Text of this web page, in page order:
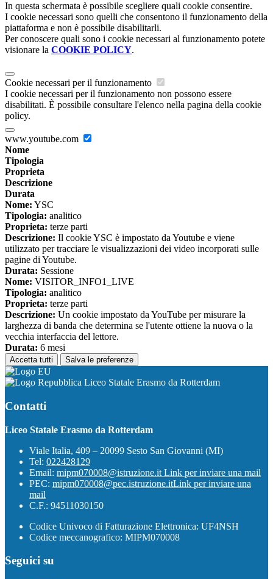
In questa schermata è possibile scegliere quali cookie consentire.
I cookie necessari sono quelli che consentono il funzionamento della
piattaforma e non è possibile disabilitarli.
Per conoscere quali sono i cookie necessari al funzionamento potete
visionare la COOKIE POLICY.
Cookie necessari per il funzionamento
I cookie necessari per il funzionamento non possono essere
disabilitati. È possibile consultare l'elenco nella pagina della cookie
policy.
www.youtube.com
Nome
Tipologia
Proprieta
Descrizione
Durata
Nome: YSC
Tipologia: analitico
Proprieta: terze parti
Descrizione: Il cookie YSC è impostato da Youtube e viene
utilizzato per tracciare le visualizzazioni dei video incorporati sulle
pagine di Youtube.
Durata: Sessione
Nome: VISITOR_INFO1_LIVE
Tipologia: analitico
Proprieta: terze parti
Descrizione: Un cookie impostato da YouTube per misurare la
larghezza di banda che determina se l'utente ottiene la nuova o la
vecchia interfaccia del lettore.
Durata: 6 mesi
Accetta tutti Salva le preferenze
Liceo Statale Erasmo da Rotterdam
Contatti
Liceo Statale Erasmo da Rotterdam
Viale Italia, 409 – 20099 Sesto San Giovanni (MI)
Tel: 022428129
Email: mipm070008@istruzione.it Link per inviare una mail
PEC: mipm070008@pec.istruzione.itLink per inviare una
mail
C.F.: 94511030150
Codice Univoco di Fatturazione Elettronica: UF4NSH
Codice meccanografico: MIPM070008
Seguici su